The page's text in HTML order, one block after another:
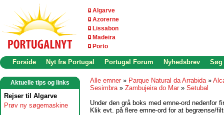
Algarve
Azorerne
Lissabon
Madeira
Porto
Forside Nyt fra Portugal Portugal Forum Nyhedsbrev Søg
Aktuelle tips og links
Rejser til Algarve
Prøv ny søgemaskine
Alle emner » Parque Natural da Arrabida»
Sesimbra» Zambujeira do Mar » Setubal
Under den grå boks med emne-ord nedenfor
Klik evt. på flere emne-ord for at begrænse/